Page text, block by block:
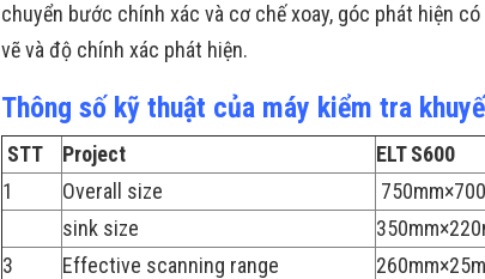
chuyển bước chính xác và cơ chế xoay, góc phát hiện
vẽ và độ chính xác phát hiện.
Thông số kỹ thuật của máy kiểm tra
STT Project
ELT S600
1
Overall size
sink size
3
Effective scanning range